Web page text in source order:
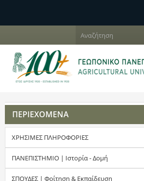
Φ
ό
μ
α
α
ν
ΠΕΡΙΕΧΟΜΕΝΑ
ΧΡΗΣΙΜΕΣ ΠΛΗΡΟΦΟΡΙΕΣ
ΠΑΝΕΠΙΣΤΗΜΙΟ | Ιστορία - Δομή
ΣΠΟΥΔΕΣ | Φοίτηση & Εκπαίδευση